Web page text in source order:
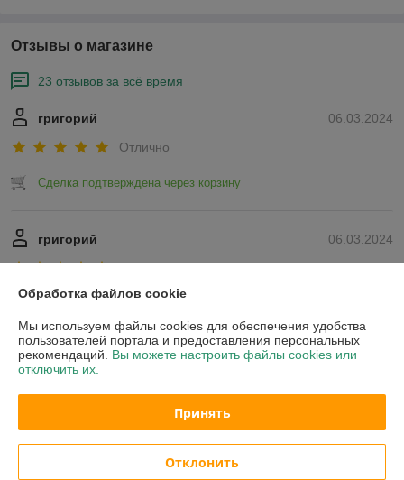
Отзывы о магазине
23 отзывов за всё время
06.03.2024
григорий
Отлично
Сделка подтверждена через корзину
06.03.2024
григорий
Отлично
Показать все отзывы
О нас
Доставка и оплата
Обработка файлов cookie
Мы используем файлы cookies для обеспечения удобства
пользователей портала и предоставления персональных
рекомендаций. Вы можете настроить файлы cookies или
отключить их.
Принять
Отклонить